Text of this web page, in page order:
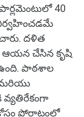
40
నిర్వహించడమే
దళిత
చేసిన కృషి
పాఠశాల
కోసం పోరాటంలో